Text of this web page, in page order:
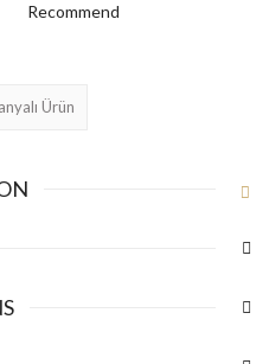
Recommend
Ürün